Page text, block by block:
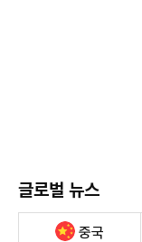
글로벌 뉴스
중국